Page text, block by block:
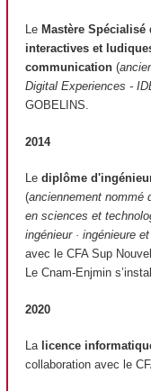
Le Mastère
interactives et
communication (
Digital Experiences -
GOBELINS.
2014
Le diplôme
(anciennement nommé
en sciences et
ingénieur · ingénieure
avec le CFA Sup
Le Cnam-Enjmin
2020
La licence
collaboration avec le